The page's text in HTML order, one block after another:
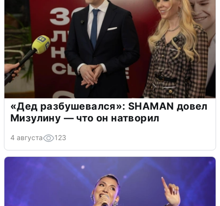
«Дед разбушевался»: SHAMAN довел
Мизулину — что он натворил
4 августа 123